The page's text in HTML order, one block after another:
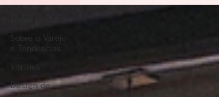
Sobre o Varejo
e Tendências
Vitrines
Design de